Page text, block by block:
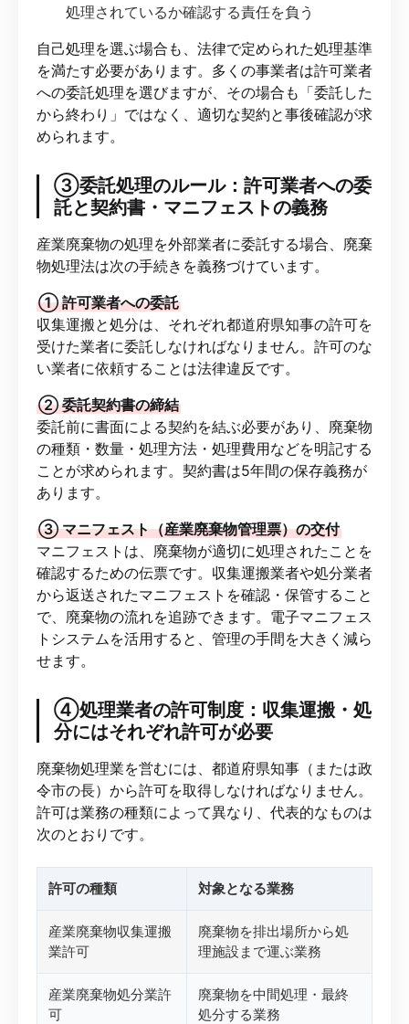
処理されているか確認する責任を負う
自己処理を選ぶ場合も、法律で定められた処理基準
を満たす必要があります。多くの事業者は許可業者
への委託処理を選びますが、その場合も「委託した
から終わり」ではなく、適切な契約と事後確認が求
められます。
③委託処理のルール：許可業者への委
託と契約書・マニフェストの義務
産業廃棄物の処理を外部業者に委託する場合、廃棄
物処理法は次の手続きを義務づけています。
① 許可業者への委託
収集運搬と処分は、それぞれ都道府県知事の許可を
受けた業者に委託しなければなりません。許可のな
い業者に依頼することは法律違反です。
② 委託契約書の締結
委託前に書面による契約を結ぶ必要があり、廃棄物
の種類・数量・処理方法・処理費用などを明記する
ことが求められます。契約書は5年間の保存義務が
あります。
③ マニフェスト（産業廃棄物管理票）の交付
マニフェストは、廃棄物が適切に処理されたことを
確認するための伝票です。収集運搬業者や処分業者
から返送されたマニフェストを確認・保管すること
で、廃棄物の流れを追跡できます。電子マニフェス
トシステムを活用すると、管理の手間を大きく減ら
せます。
④処理業者の許可制度：収集運搬・処
分にはそれぞれ許可が必要
廃棄物処理業を営むには、都道府県知事（または政
令市の長）から許可を取得しなければなりません。
許可は業務の種類によって異なり、代表的なものは
次のとおりです。
許可の種類 対象となる業務
産業廃棄物収集運搬
業許可
廃棄物を排出場所から処
理施設まで運ぶ業務
産業廃棄物処分業許
可
廃棄物を中間処理・最終
処分する業務